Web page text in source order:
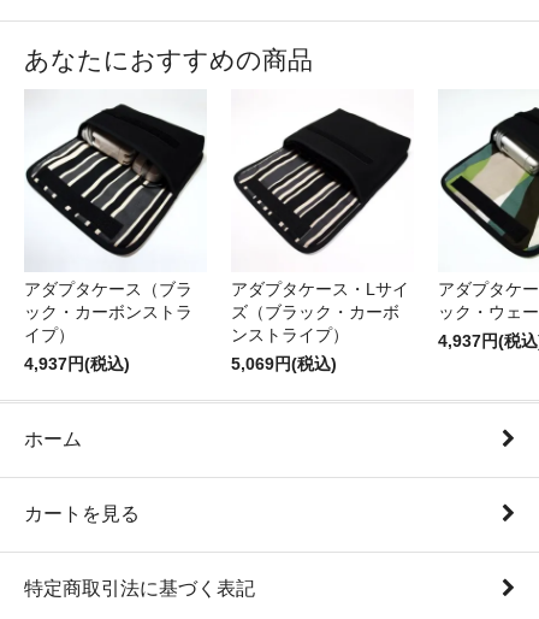
あなたにおすすめの商品
アダプタケース（ブラ
ック・カーボンストラ
イプ）
4,937円(税込)
アダプタケース・Lサイ
ズ（ブラック・カーボ
ンストライプ）
5,069円(税込)
アダプタケ
ック・ウェ
4,937円(税
ホーム
カートを見る
特定商取引法に基づく表記